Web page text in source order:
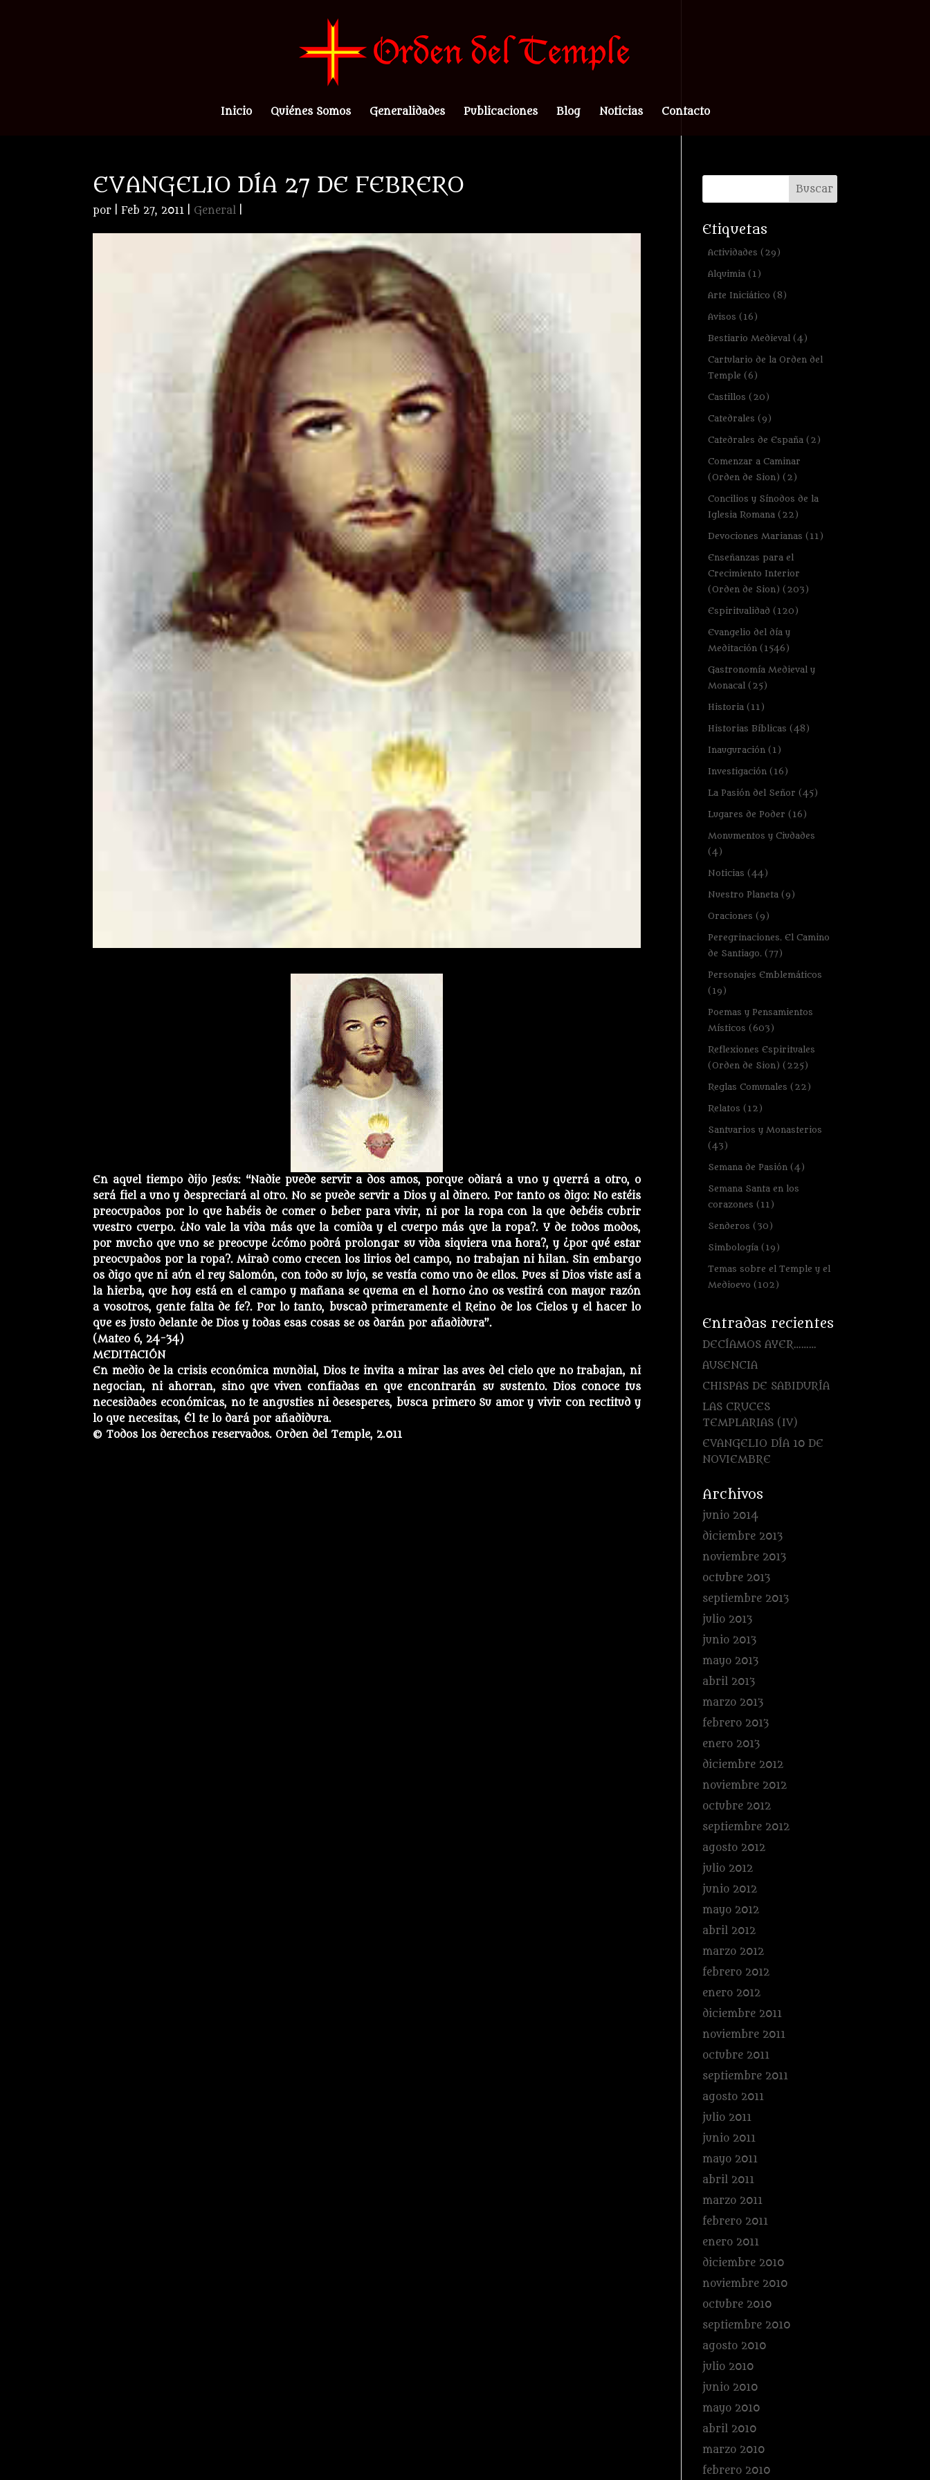
Inicio Quiénes Somos Generalidades Publicaciones Blog Noticias Contacto
EVANGELIO DÍA 27 DE FEBRERO
por |Feb 27, 2011 General
En aquel tiempo dijo Jesús: “Nadie puede servir a dos amos, porque odiará a uno y querrá a otro, o
será fiel a uno y despreciará al otro. No se puede servir a Dios y al dinero. Por tanto os digo: No estéis
preocupados por lo que habéis de comer o beber para vivir, ni por la ropa con la que debéis cubrir
vuestro cuerpo. ¿No vale la vida más que la comida y el cuerpo más que la ropa?. Y de todos modos,
por mucho que uno se preocupe ¿cómo podrá prolongar su vida siquiera una hora?, y ¿por qué estar
preocupados por la ropa?. Mirad como crecen los lirios del campo, no trabajan ni hilan. Sin embargo
os digo que ni aún el rey Salomón, con todo su lujo, se vestía como uno de ellos. Pues si Dios viste así a
la hierba, que hoy está en el campo y mañana se quema en el horno ¿no os vestirá con mayor razón
a vosotros, gente falta de fe?. Por lo tanto, buscad primeramente el Reino de los Cielos y el hacer lo
que es justo delante de Dios y todas esas cosas se os darán por añadidura”.
(Mateo 6, 24-34)
MEDITACIÓN
En medio de la crisis económica mundial, Dios te invita a mirar las aves del cielo que no trabajan, ni
negocian, ni ahorran, sino que viven confiadas en que encontrarán su sustento. Dios conoce tus
necesidades económicas, no te angusties ni desesperes, busca primero Su amor y vivir con rectitud y
lo que necesitas, Él te lo dará por añadidura.
© Todos los derechos reservados. Orden del Temple, 2.011
Etiquetas
Actividades (29)
Alquimia (1)
Arte Iniciático (8)
Avisos (16)
Bestiario Medieval (4)
Cartulario de la Orden del
Temple (6)
Castillos (20)
Catedrales (9)
Catedrales de España (2)
Comenzar a Caminar
(Orden de Sion) (2)
Concilios y Sínodos de la
Iglesia Romana (22)
Devociones Marianas (11)
Enseñanzas para el
Crecimiento Interior
(Orden de Sion) (203)
Espiritualidad (120)
Evangelio del día y
Meditación (1546)
Gastronomía Medieval y
Monacal (25)
Historia (11)
Historias Bíblicas (48)
Inauguración (1)
Investigación (16)
La Pasión del Señor (45)
Lugares de Poder (16)
Monumentos y Ciudades
(4)
Noticias (44)
Nuestro Planeta (9)
Oraciones (9)
Peregrinaciones. El Camino
de Santiago. (77)
Personajes Emblemáticos
(19)
Poemas y Pensamientos
Místicos (603)
Reflexiones Espirituales
(Orden de Sion) (225)
Reglas Comunales (22)
Relatos (12)
Santuarios y Monasterios
(43)
Semana de Pasión (4)
Semana Santa en los
corazones (11)
Senderos (30)
Simbología (19)
Temas sobre el Temple y el
Medioevo (102)
Entradas recientes
DECÍAMOS AYER………
AUSENCIA
CHISPAS DE SABIDURÍA
LAS CRUCES
TEMPLARIAS (IV)
EVANGELIO DÍA 10 DE
NOVIEMBRE
Archivos
junio 2014
diciembre 2013
noviembre 2013
octubre 2013
septiembre 2013
julio 2013
junio 2013
mayo 2013
abril 2013
marzo 2013
febrero 2013
enero 2013
diciembre 2012
noviembre 2012
octubre 2012
septiembre 2012
agosto 2012
julio 2012
junio 2012
mayo 2012
abril 2012
marzo 2012
febrero 2012
enero 2012
diciembre 2011
noviembre 2011
octubre 2011
septiembre 2011
agosto 2011
julio 2011
junio 2011
mayo 2011
abril 2011
marzo 2011
febrero 2011
enero 2011
diciembre 2010
noviembre 2010
octubre 2010
septiembre 2010
agosto 2010
julio 2010
junio 2010
mayo 2010
abril 2010
marzo 2010
febrero 2010